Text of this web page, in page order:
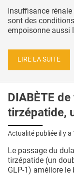
Insuffisance
sont des
empoisonne aussi
LIRE LA SUITE
DIABÈTE
tirzépatide,
Actualité publiée il y a
Le passage du
tirzépatide (un
GLP-1) améliore le